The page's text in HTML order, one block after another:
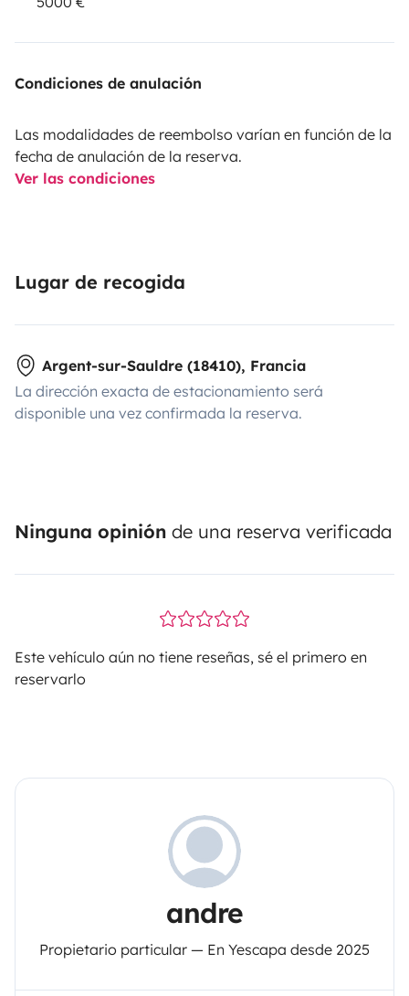
Condiciones de anulación
Las modalidades de reembolso varían en función de la
fecha de anulación de la reserva.
Ver las condiciones
Lugar de recogida
Argent-sur-Sauldre (18410), Francia
La dirección exacta de estacionamiento será
disponible una vez confirmada la reserva.
Ninguna opinión de una reserva verificada
Este vehículo aún no tiene reseñas, sé el primero en
reservarlo
andre
Propietario particular — En Yescapa desde 2025